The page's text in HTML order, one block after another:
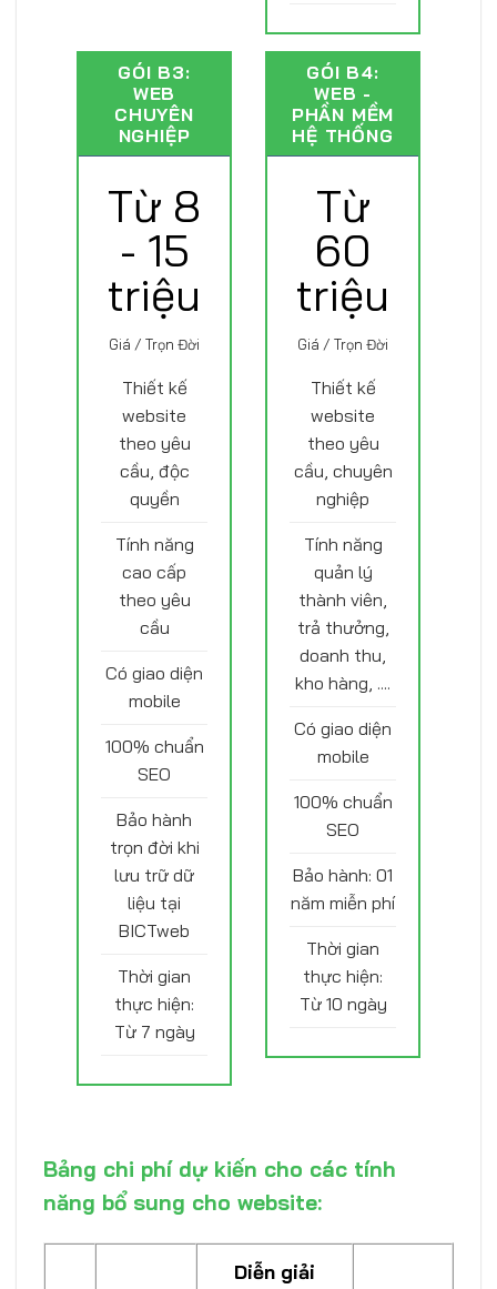
GÓI B3:
WEB
CHUYÊN
NGHIỆP
Từ 8
- 15
triệu
Giá / Trọn Đời
Thiết kế
website
theo yêu
cầu, độc
quyền
Tính năng
cao cấp
theo yêu
cầu
Có giao diện
mobile
100% chuẩn
SEO
Bảo hành
trọn đời khi
lưu trữ dữ
liệu tại
BICTweb
Thời gian
thực hiện:
Từ 7 ngày
GÓI B4:
WEB -
PHẦN MỀM
HỆ THỐNG
Từ
60
triệu
Giá / Trọn Đời
Thiết kế
website
theo yêu
cầu, chuyên
nghiệp
Tính năng
quản lý
thành viên,
trả thưởng,
doanh thu,
kho hàng, ....
Có giao diện
mobile
100% chuẩn
SEO
Bảo hành: 01
năm miễn phí
Thời gian
thực hiện:
Từ 10 ngày
Bảng chi phí dự kiến cho các tính
năng bổ sung cho website:
Diễn giải